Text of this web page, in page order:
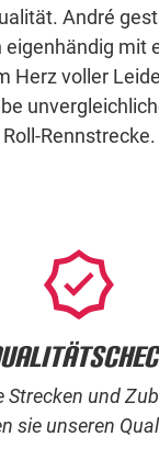
André
eigenhändig mit
Herz voller
Roll-Rennstrecke.
Strecken und
sie unseren